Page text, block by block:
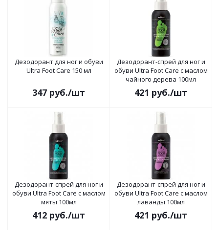
Дезодорант для ног и обуви
Ultra Foot Care 150 мл
347 руб./шт
Дезодорант-спрей для ног и
обуви Ultra Foot Care с маслом
чайного дерева 100мл
421 руб./шт
Дезодорант-спрей для ног и
обуви Ultra Foot Care с маслом
мяты 100мл
412 руб./шт
Дезодорант-спрей для ног и
обуви Ultra Foot Care с маслом
лаванды 100мл
421 руб./шт